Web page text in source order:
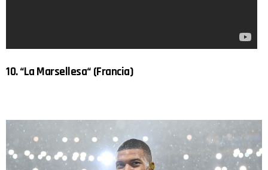
10. “La Marsellesa“ (Francia)